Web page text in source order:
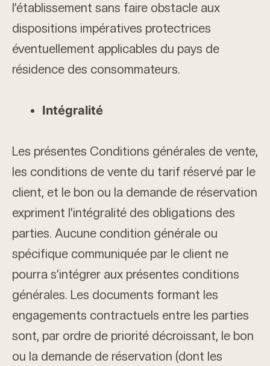
l’établissement sans faire obstacle aux
dispositions impératives protectrices
éventuellement applicables du pays de
résidence des consommateurs.
Intégralité
Les présentes Conditions générales de vente,
les conditions de vente du tarif réservé par le
client, et le bon ou la demande de réservation
expriment l’intégralité des obligations des
parties. Aucune condition générale ou
spécifique communiquée par le client ne
pourra s’intégrer aux présentes conditions
générales. Les documents formant les
engagements contractuels entre les parties
sont, par ordre de priorité décroissant, le bon
ou la demande de réservation (dont les